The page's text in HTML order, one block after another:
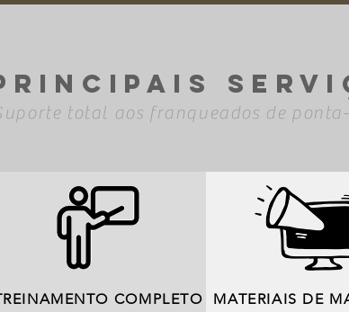
total aos franqueados de
COMPLETO MATERIAIS DE